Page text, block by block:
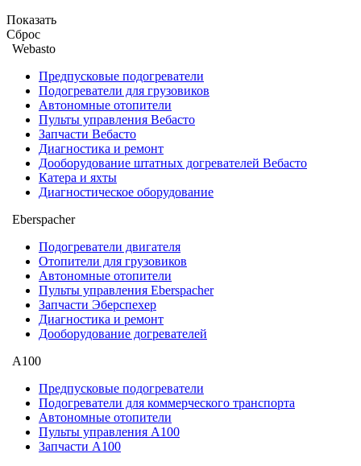
Показать
Сброс
Webasto
Предпусковые подогреватели
Подогреватели для грузовиков
Автономные отопители
Пульты управления Вебасто
Запчасти Вебасто
Диагностика и ремонт
Дооборудование штатных догревателей Вебасто
Катера и яхты
Диагностическое оборудование
Eberspacher
Подогреватели двигателя
Отопители для грузовиков
Автономные отопители
Пульты управления Eberspacher
Запчасти Эберспехер
Диагностика и ремонт
Дооборудование догревателей
А100
Предпусковые подогреватели
Подогреватели для коммерческого транспорта
Автономные отопители
Пульты управления A100
Запчасти А100